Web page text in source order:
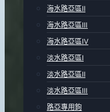
海水路亞區Ⅱ
海水路亞區Ⅲ
海水路亞區Ⅳ
淡水路亞區Ⅰ
淡水路亞區Ⅱ
淡水路亞區Ⅲ
路亞專用鉤